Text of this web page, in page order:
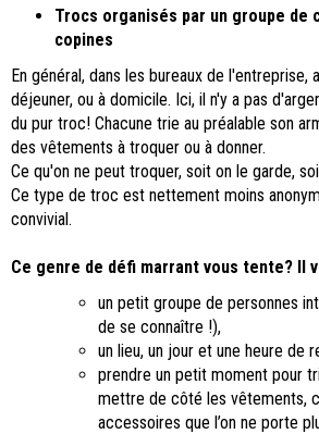
Trocs organisés par un groupe de
copines
En général, dans les bureaux de l'entreprise,
déjeuner, ou à domicile. Ici, il n'y a pas
du pur troc! Chacune trie au préalable son
des vêtements à troquer ou à donner.
Ce qu'on ne peut troquer, soit on le garde,
Ce type de troc est nettement moins
convivial.
Ce genre de défi marrant vous tente? Il
un petit groupe de personnes
de se connaître !),
un lieu, un jour et une heure de
prendre un petit moment pour
mettre de côté les vêtements,
accessoires que l’on ne porte